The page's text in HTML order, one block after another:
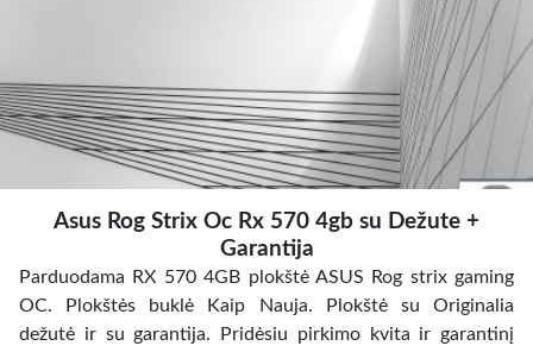
Asus Rog Strix Oc Rx 570 4gb su Dežute +
Garantija
Parduodama RX 570 4GB plokštė ASUS Rog strix gaming
OC. Plokštės buklė Kaip Nauja. Plokštė su Originalia
dežutė ir su garantija. Pridėsiu pirkimo kvita ir garantinį